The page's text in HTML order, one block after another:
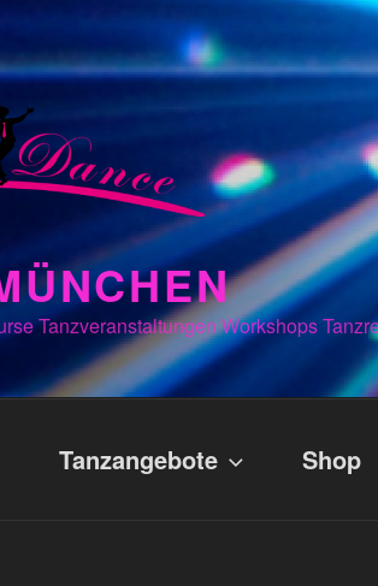
Tanzveranstaltungen Workshops
Tanzangebote Shop